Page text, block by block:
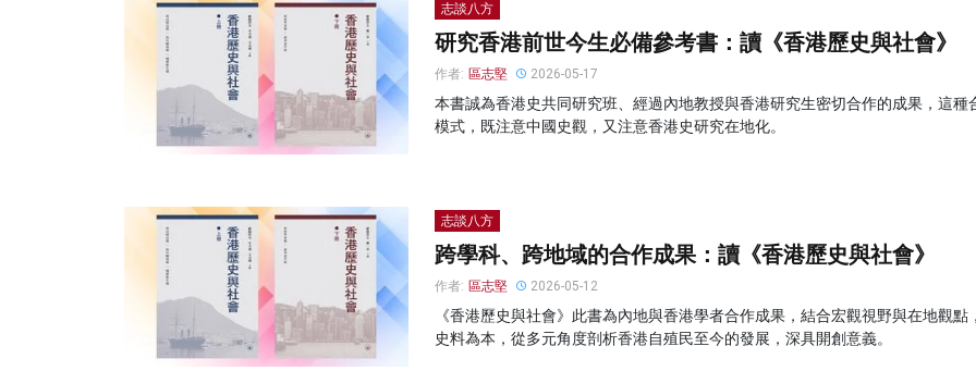
志談八方
研究香港前世今生必備參考書：讀《香港歷史與社會》
作者: 區志堅 2026-05-17
本書誠為香港史共同研究班、經過內地教授與香港研究生密切合作的成果，這種
模式，既注意中國史觀，又注意香港史研究在地化。
志談八方
跨學科、跨地域的合作成果：讀《香港歷史與社會》
作者: 區志堅 2026-05-12
《香港歷史與社會》此書為內地與香港學者合作成果，結合宏觀視野與在地觀點
史料為本，從多元角度剖析香港自殖民至今的發展，深具開創意義。